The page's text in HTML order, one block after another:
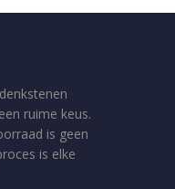
ruime keus.
is geen
is elke